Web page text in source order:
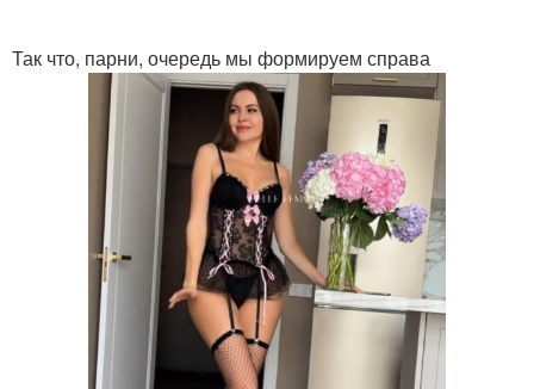
Так что, парни, очередь мы формируем справа